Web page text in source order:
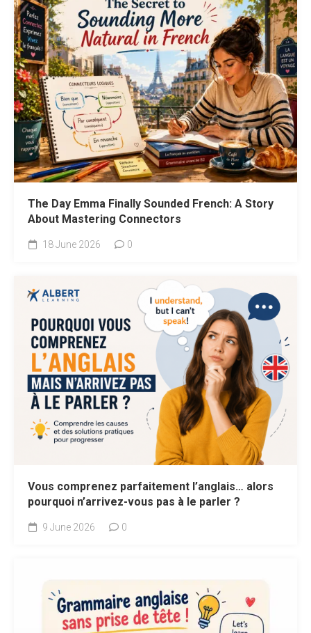
The Day Emma Finally Sounded French: A Story
About Mastering Connectors
18 June 2026 0
Vous comprenez parfaitement l’anglais… alors
pourquoi n’arrivez-vous pas à le parler ?
9 June 2026 0